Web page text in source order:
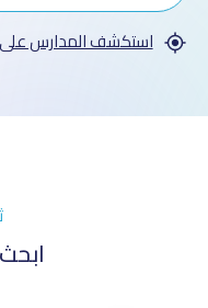
استكشف المدارس على